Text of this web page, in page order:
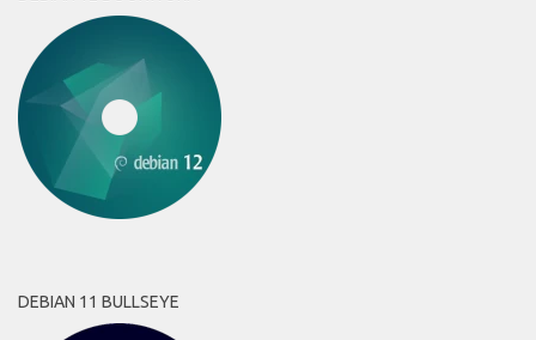
DEBIAN 11 BULLSEYE